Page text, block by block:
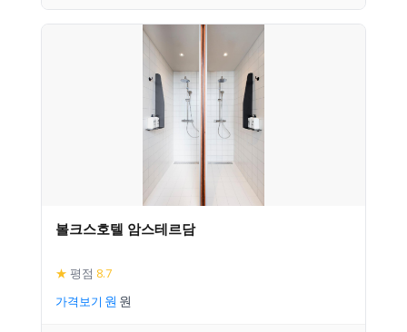
볼크스호텔 암스테르담
★ 평점 8.7
가격보기